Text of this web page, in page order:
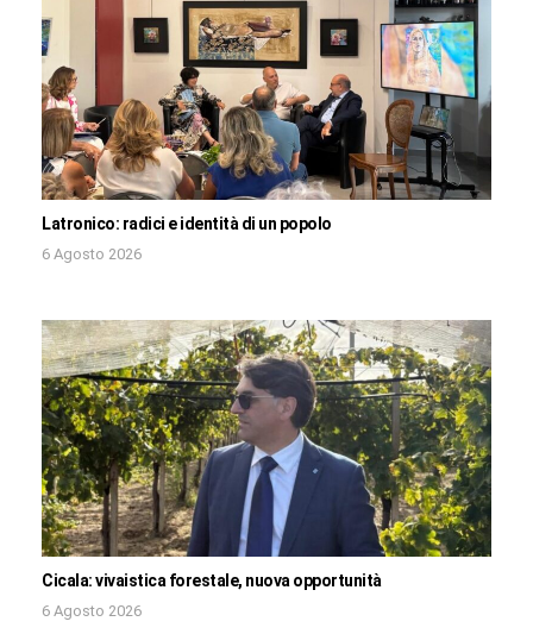
Latronico: radici e identità di un popolo
6 Agosto 2026
Cicala: vivaistica forestale, nuova opportunità
6 Agosto 2026